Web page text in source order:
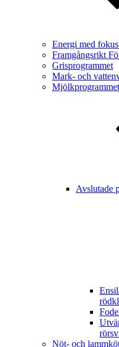
Energi med
Framgångsrikt
Grisprogrammet
Mark- och
Mjölkprogrammet
Avslutade
Nöt- och